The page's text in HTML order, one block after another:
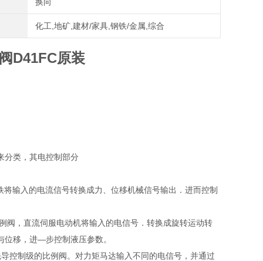
化工,地矿,建材/家具,钢铁/金属,综合
D41FC原装
分类，其电控制部分
输入的电流信号转换成力、位移机械信号输出．进而控制
阀，直流伺服电动机将输入的电信号．转换成旋转运动转
移，进—步控制液压参数。
控制级的比例阀。对力矩马达输入不同的电信号，并通过